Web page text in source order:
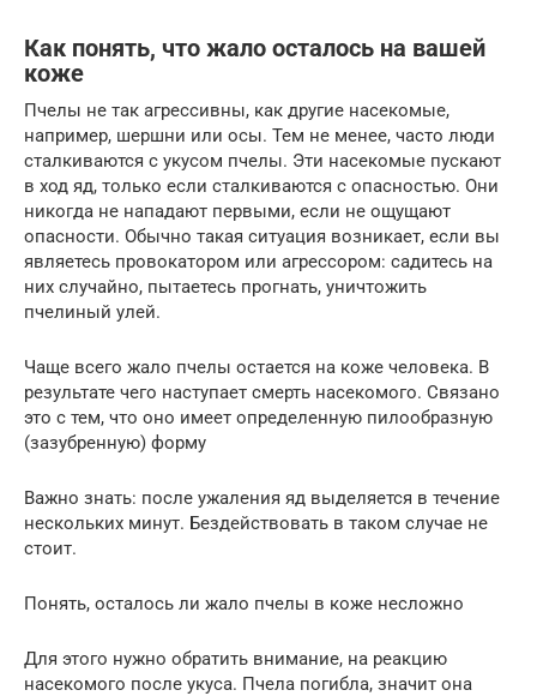
Как понять, что жало осталось на вашей
коже
Пчелы не так агрессивны, как другие насекомые,
например, шершни или осы. Тем не менее, часто люди
сталкиваются с укусом пчелы. Эти насекомые пускают
в ход яд, только если сталкиваются с опасностью. Они
никогда не нападают первыми, если не ощущают
опасности. Обычно такая ситуация возникает, если вы
являетесь провокатором или агрессором: садитесь на
них случайно, пытаетесь прогнать, уничтожить
пчелиный улей.
Чаще всего жало пчелы остается на коже человека. В
результате чего наступает смерть насекомого. Связано
это с тем, что оно имеет определенную пилообразную
(зазубренную) форму
Важно знать: после ужаления яд выделяется в течение
нескольких минут. Бездействовать в таком случае не
стоит.
Понять, осталось ли жало пчелы в коже несложно
Для этого нужно обратить внимание, на реакцию
насекомого после укуса. Пчела погибла, значит она